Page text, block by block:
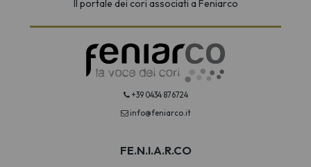
Il portale dei cori associati a Feniarco
+39 0434 876724
info@feniarco.it
FE.N.I.A.R.CO